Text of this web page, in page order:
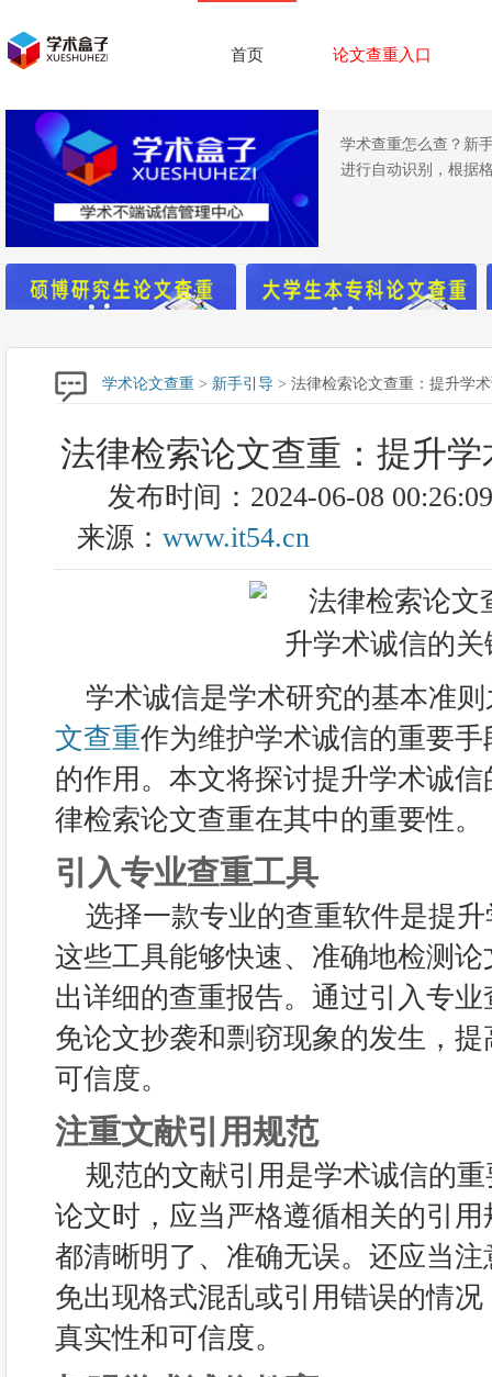
首页 论文查重入口
学术查重怎么查？新
进行自动识别，根据
学术论文查重 > 新手引导 > 法律检索论文查重：提升学
法律检索论文查重：提升
发布时间：2024-06-08 00:26:09
来源： www.it54.cn
学术诚信是学术研究的基本准
文查重作为维护学术诚信的重要
的作用。本文将探讨提升学术诚
律检索论文查重在其中的重要性。
引入专业查重工具
选择一款专业的查重软件是提
这些工具能够快速、准确地检测
出详细的查重报告。通过引入专
免论文抄袭和剽窃现象的发生，
可信度。
注重文献引用规范
规范的文献引用是学术诚信的
论文时，应当严格遵循相关的引
都清晰明了、准确无误。还应当
免出现格式混乱或引用错误的情
真实性和可信度。